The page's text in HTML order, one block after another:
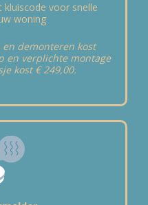
kluiscode voor snelle
woning
demonteren kost
en verplichte montage
kost € 249,00.